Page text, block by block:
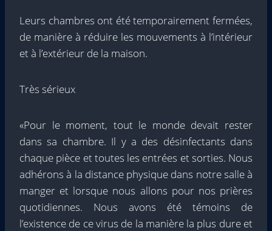
Leurs chambres ont été temporairement fermées,
de manière à réduire les mouvements à l’intérieur
et à l’extérieur de la maison.
Très sérieux
«Pour le moment, tout le monde devait rester
dans sa chambre. Il y a des désinfectants dans
chaque pièce et toutes les entrées et sorties. Nous
adhérons à la distance physique dans notre salle à
manger et lorsque nous allons pour nos prières
quotidiennes. Nous avons été témoins de
l’existence de ce virus de la manière la plus dure et